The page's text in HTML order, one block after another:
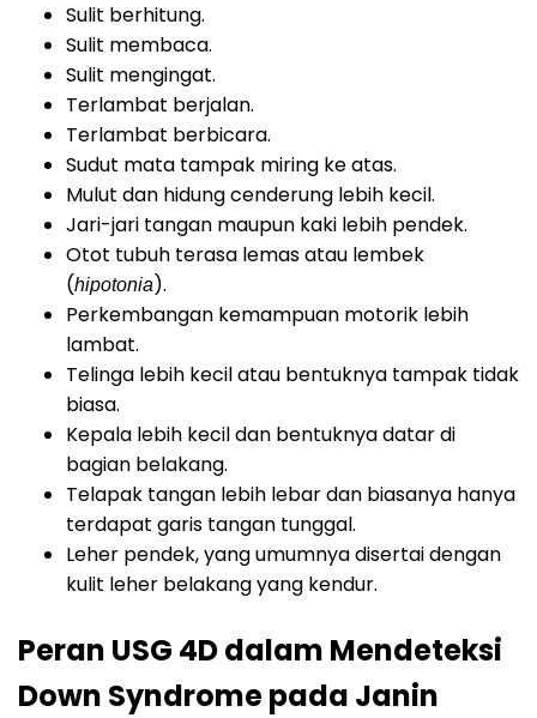
Sulit berhitung.
Sulit membaca.
Sulit mengingat.
Terlambat berjalan.
Terlambat berbicara.
Sudut mata tampak miring ke atas.
Mulut dan hidung cenderung lebih kecil.
Jari-jari tangan maupun kaki lebih pendek.
Otot tubuh terasa lemas atau lembek
(hipotonia).
Perkembangan kemampuan motorik lebih
lambat.
Telinga lebih kecil atau bentuknya tampak tidak
biasa.
Kepala lebih kecil dan bentuknya datar di
bagian belakang.
Telapak tangan lebih lebar dan biasanya hanya
terdapat garis tangan tunggal.
Leher pendek, yang umumnya disertai dengan
kulit leher belakang yang kendur.
Peran USG 4D dalam Mendeteksi
Down Syndrome pada Janin